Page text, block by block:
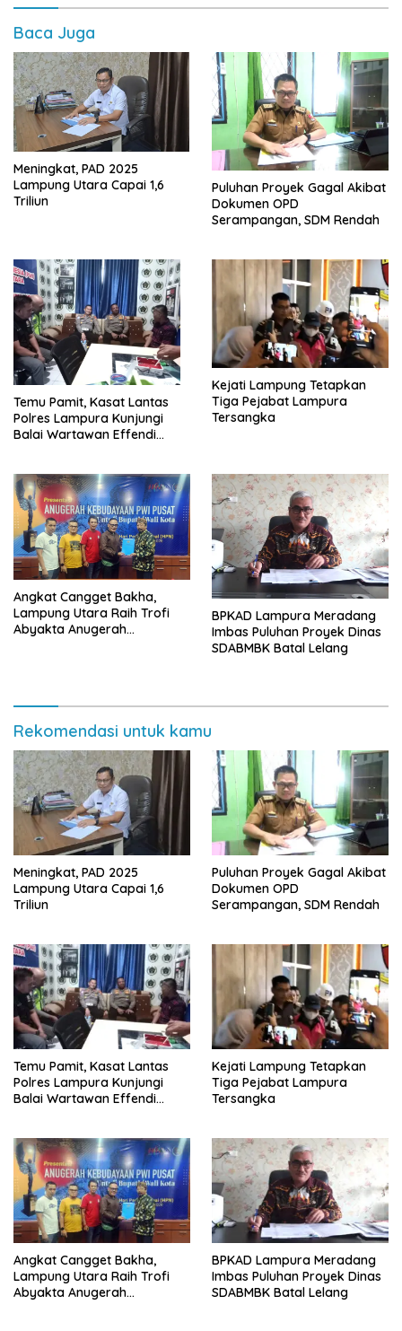
Baca Juga
Meningkat, PAD 2025
Lampung Utara Capai 1,6
Triliun
Puluhan Proyek Gagal Akibat
Dokumen OPD
Serampangan, SDM Rendah
Temu Pamit, Kasat Lantas
Polres Lampura Kunjungi
Balai Wartawan Effendi
Kejati Lampung Tetapkan
Tiga Pejabat Lampura
Tersangka
Angkat Cangget Bakha,
Lampung Utara Raih Trofi
Abyakta Anugerah
BPKAD Lampura Meradang
Imbas Puluhan Proyek Dinas
SDABMBK Batal Lelang
Rekomendasi untuk kamu
Meningkat, PAD 2025
Lampung Utara Capai 1,6
Triliun
Puluhan Proyek Gagal Akibat
Dokumen OPD
Serampangan, SDM Rendah
Temu Pamit, Kasat Lantas
Polres Lampura Kunjungi
Balai Wartawan Effendi
Kejati Lampung Tetapkan
Tiga Pejabat Lampura
Tersangka
Angkat Cangget Bakha,
Lampung Utara Raih Trofi
Abyakta Anugerah
BPKAD Lampura Meradang
Imbas Puluhan Proyek Dinas
SDABMBK Batal Lelang